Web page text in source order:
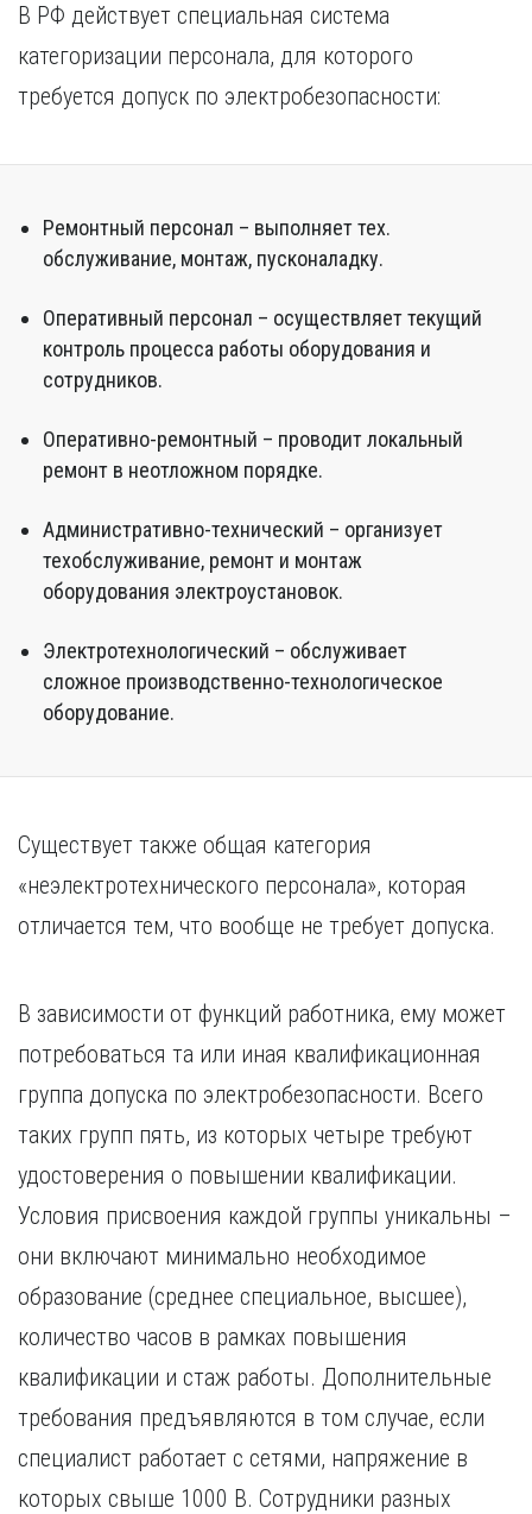
В РФ действует специальная система
категоризации персонала, для которого
требуется допуск по электробезопасности:
Ремонтный персонал – выполняет тех.
обслуживание, монтаж, пусконаладку.
Оперативный персонал – осуществляет текущий
контроль процесса работы оборудования и
сотрудников.
Оперативно-ремонтный – проводит локальный
ремонт в неотложном порядке.
Административно-технический – организует
техобслуживание, ремонт и монтаж
оборудования электроустановок.
Электротехнологический – обслуживает
сложное производственно-технологическое
оборудование.
Существует также общая категория
«неэлектротехнического персонала», которая
отличается тем, что вообще не требует допуска.
В зависимости от функций работника, ему может
потребоваться та или иная квалификационная
группа допуска по электробезопасности. Всего
таких групп пять, из которых четыре требуют
удостоверения о повышении квалификации.
Условия присвоения каждой группы уникальны –
они включают минимально необходимое
образование (среднее специальное, высшее),
количество часов в рамках повышения
квалификации и стаж работы. Дополнительные
требования предъявляются в том случае, если
специалист работает с сетями, напряжение в
которых свыше 1000 В. Сотрудники разных